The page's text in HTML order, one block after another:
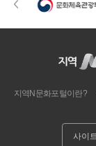
지역N문화포털이란?